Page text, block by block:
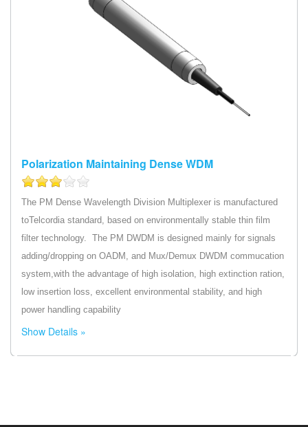
Polarization Maintaining Dense WDM
The PM Dense Wavelength Division Multiplexer is manufactured
toTelcordia standard, based on environmentally stable thin film
filter technology. The PM DWDM is designed mainly for signals
adding/dropping on OADM, and Mux/Demux DWDM commucation
system,with the advantage of high isolation, high extinction ration,
low insertion loss, excellent environmental stability, and high
power handling capability
Show Details